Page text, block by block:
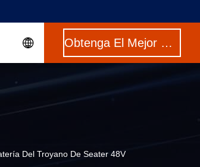
Obtenga El Mejor Precio
Del Troyano De Seater 48V